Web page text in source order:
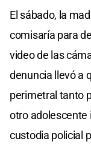
El sábado, la
comisaría para
video de las
denuncia llevó a
perimetral tanto
otro adolescente
custodia policial